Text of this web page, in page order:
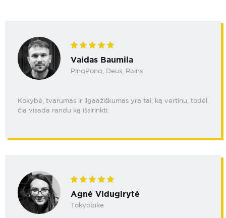
Vaidas Baumila
PinqPonq, Deus, Rains
Kokybė, tvarumas ir ilgaažiškumas yra tai, ką vertinu, todėl
čia visada randu ką išsirinkti.
Agnė Vidugirytė
Tokyobike